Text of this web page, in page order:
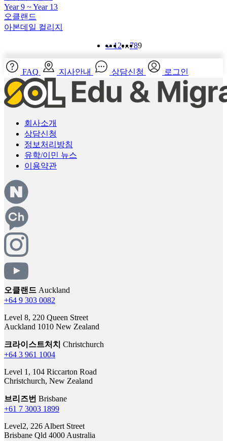
공립남녀공학
Year 9 ~ Year 13
←1 2…7 89
FAQ 지사안내 상담신청 로그인
회사소개
상담신청
정보처리방침
이용약관
오클랜드Auckland
+64 9 303 0082
Level 8, 220 Queen Street
Auckland 1010 New Zealand
크라이스트처치
Christchurch
+64 3 961 1004
Level 1, 104 Riccarton Road
Christchurch, New Zealand
브리즈번Brisbane
+61 7 3003 1899